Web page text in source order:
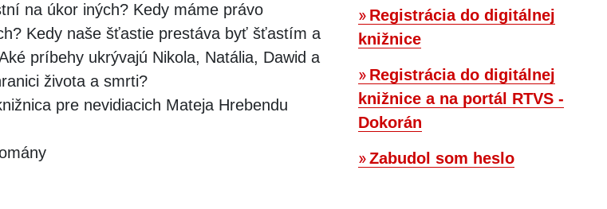
na úkor iných? Kedy máme právo
Kedy naše šťastie prestáva byť šťastím a
príbehy ukrývajú Nikola, Natália, Dawid a
života a smrti?
pre nevidiacich Mateja Hrebendu
Registrácia do digitálnej
knižnice
Registrácia do digitálnej
knižnice a na portál RTVS -
Dokorán
Zabudol som heslo